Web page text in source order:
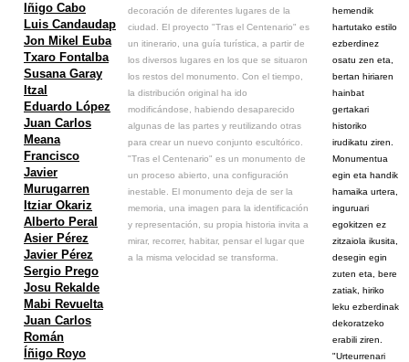
Iñigo Cabo
Luis Candaudap
Jon Mikel Euba
Txaro Fontalba
Susana Garay
Itzal
Eduardo López
Juan Carlos
Meana
Francisco
Javier
Murugarren
Itziar Okariz
Alberto Peral
Asier Pérez
Javier Pérez
Sergio Prego
Josu Rekalde
Mabi Revuelta
Juan Carlos
Román
Íñigo Royo
decoración de diferentes lugares de la
ciudad. El proyecto "Tras el Centenario" es
un itinerario, una guía turística, a partir de
los diversos lugares en los que se situaron
los restos del monumento. Con el tiempo,
la distribución original ha ido
modificándose, habiendo desaparecido
algunas de las partes y reutilizando otras
para crear un nuevo conjunto escultórico.
"Tras el Centenario" es un monumento de
un proceso abierto, una configuración
inestable. El monumento deja de ser la
memoria, una imagen para la identificación
y representación, su propia historia invita a
mirar, recorrer, habitar, pensar el lugar que
a la misma velocidad se transforma.
hemendik
hartutako estilo
ezberdinez
osatu zen eta,
bertan hiriaren
hainbat
gertakari
historiko
irudikatu ziren.
Monumentua
egin eta handik
hamaika urtera,
inguruari
egokitzen ez
zitzaiola ikusita,
desegin egin
zuten eta, bere
zatiak, hiriko
leku ezberdinak
dekoratzeko
erabili ziren.
"Urteurrenari